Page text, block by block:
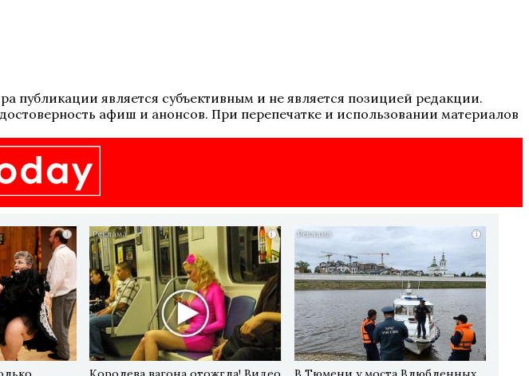
публикации является субъективным и не является позицией редакции.
афиш и анонсов. При перепечатке и использовании материалов
i i i